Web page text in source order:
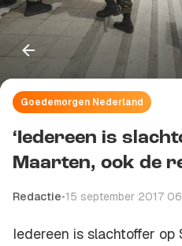
Goedemorgen Nederland
‘Iedereen is
Maarten, ook de
Redactie•15 september 2017
Iedereen is slachtoffer